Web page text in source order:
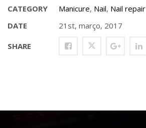
CATEGORY Manicure, Nail, Nail repair
DATE
21st, março, 2017
SHARE